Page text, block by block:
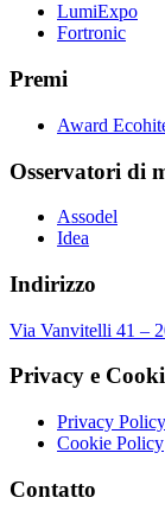
LumiExpo
Fortronic
Premi
Award
Osservatori di
Assodel
Idea
Indirizzo
Via Vanvitelli 41 –
Privacy e
Privacy Policy
Cookie Policy
Contatto